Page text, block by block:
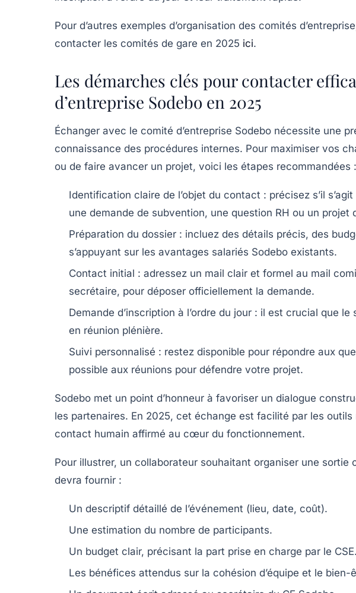
Pour d’autres exemples d’organisation des comités
contacter les comités de gare en 2025 ici.
Les démarches clés pour contacter
d’entreprise Sodebo en 2025
Échanger avec le comité d’entreprise Sodebo nécessite une
connaissance des procédures internes. Pour maximiser vos
ou de faire avancer un projet, voici les étapes recommandées :
Identification claire de l’objet du contact : précisez s’il
une demande de subvention, une question RH ou un projet
Préparation du dossier : incluez des détails précis, des
s’appuyant sur les avantages salariés Sodebo existants.
Contact initial : adressez un mail clair et formel au mail
secrétaire, pour déposer officiellement la demande.
Demande d’inscription à l’ordre du jour : il est crucial que le
en réunion plénière.
Suivi personnalisé : restez disponible pour répondre aux
possible aux réunions pour défendre votre projet.
Sodebo met un point d’honneur à favoriser un dialogue
les partenaires. En 2025, cet échange est facilité par les
contact humain affirmé au cœur du fonctionnement.
Pour illustrer, un collaborateur souhaitant organiser une sortie
devra fournir :
Un descriptif détaillé de l’événement (lieu, date, coût).
Une estimation du nombre de participants.
Un budget clair, précisant la part prise en charge par le CSE.
Les bénéfices attendus sur la cohésion d’équipe et le bien-